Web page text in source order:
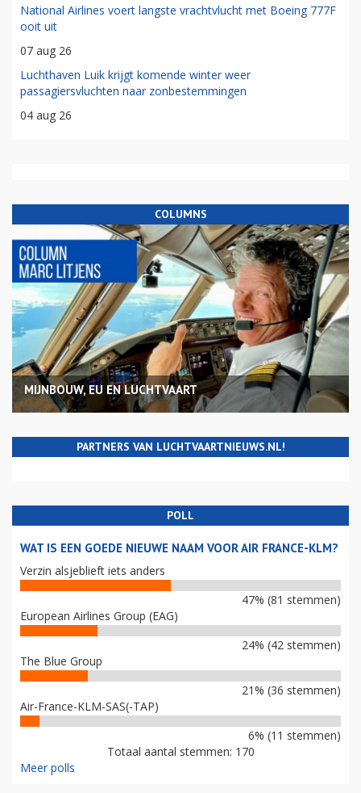
National Airlines voert langste vrachtvlucht met Boeing 777F
ooit uit
07 aug 26
Luchthaven Luik krijgt komende winter weer
passagiersvluchten naar zonbestemmingen
04 aug 26
COLUMNS
MIJNBOUW, EU EN LUCHTVAART
PARTNERS VAN LUCHTVAARTNIEUWS.NL!
POLL
WAT IS EEN GOEDE NIEUWE NAAM VOOR AIR FRANCE-KLM?
Verzin alsjeblieft iets anders
47% (81 stemmen)
European Airlines Group (EAG)
24% (42 stemmen)
The Blue Group
21% (36 stemmen)
Air-France-KLM-SAS(-TAP)
6% (11 stemmen)
Totaal aantal stemmen: 170
Meer polls